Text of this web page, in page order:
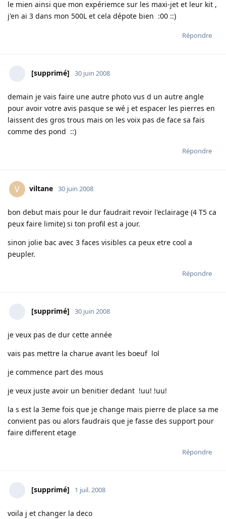
le mien ainsi que mon expériemce sur les maxi-jet et leur kit ,
j'en ai 3 dans mon 500L et cela dépote bien :00 ::)
Répondre
[supprimé] 30 juin 2008
demain je vais faire une autre photo vus d un autre angle
pour avoir votre avis pasque se wé j et espacer les pierres en
laissent des gros trous mais on les voix pas de face sa fais
comme des pond ::)
Répondre
V viltane 30 juin 2008
bon debut mais pour le dur faudrait revoir l'eclairage (4 T5 ca
peux faire limite) si ton profil est a jour.
sinon jolie bac avec 3 faces visibles ca peux etre cool a
peupler.
Répondre
[supprimé] 30 juin 2008
je veux pas de dur cette année
vais pas mettre la charue avant les boeuf lol
je commence part des mous
je veux juste avoir un benitier dedant !uu! !uu!
la s est la 3eme fois que je change mais pierre de place sa me
convient pas ou alors faudrais que je fasse des support pour
faire different etage
Répondre
[supprimé] 1 juil. 2008
voila j et changer la deco